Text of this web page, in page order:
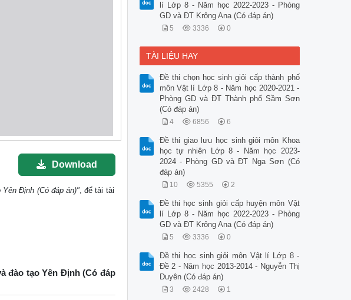
Download
Định (Có đáp án)", để tải tài
đào tạo Yên Định (Có đáp
lí Lớp 8 - Năm học 2022-2023 - Phòng
GD và ĐT Krông Ana (Có đáp án)
5 3336 0
TÀI LIỆU HAY
Đề thi chọn học sinh giỏi cấp thành phố
môn Vật lí Lớp 8 - Năm học 2020-2021 -
Phòng GD và ĐT Thành phố Sầm Sơn
(Có đáp án)
4 6856 6
Đề thi giao lưu học sinh giỏi môn Khoa
học tự nhiên Lớp 8 - Năm học 2023-
2024 - Phòng GD và ĐT Nga Sơn (Có
đáp án)
10 5355 2
Đề thi học sinh giỏi cấp huyện môn Vật
lí Lớp 8 - Năm học 2022-2023 - Phòng
GD và ĐT Krông Ana (Có đáp án)
5 3336 0
Đề thi học sinh giỏi môn Vật lí Lớp 8 -
Đề 2 - Năm học 2013-2014 - Nguyễn Thị
Duyên (Có đáp án)
3 2428 1